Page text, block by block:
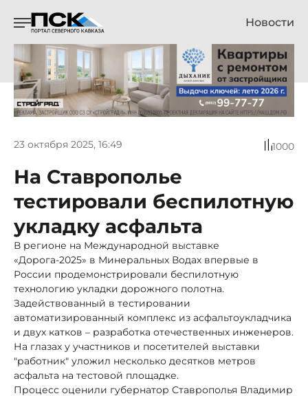
Новости
23 октября 2025, 16:49 1000
На Ставрополье
тестировали беспилотную
укладку асфальта
В регионе на Международной выставке
«Дорога-2025» в Минеральных Водах впервые в
России продемонстрировали беспилотную
технологию укладки дорожного полотна.
Задействованный в тестировании
автоматизированный комплекс из асфальтоукладчика
и двух катков – разработка отечественных инженеров.
На глазах у участников и посетителей выставки
"работник" уложил несколько десятков метров
асфальта на тестовой площадке.
Процесс оценили губернатор Ставрополья Владимир